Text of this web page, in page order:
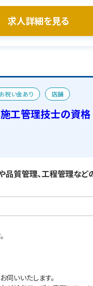
求人詳細を見る
お祝い金あり
店舗
工管理技士の資格
質管理、工程管理など
伺いいたします。